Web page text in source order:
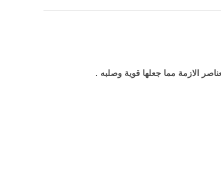
الازمة مما جعلها قوية وصلبه .